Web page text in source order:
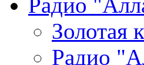
Золотая
Радио